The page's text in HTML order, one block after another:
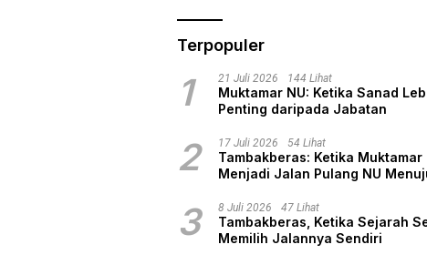
Terpopuler
1 21 Juli 2026 144 Lihat
Muktamar NU: Ketika Sanad
Penting daripada Jabatan
2 17 Juli 2026 54 Lihat
Tambakberas: Ketika Muktamar
Menjadi Jalan Pulang NU
3 8 Juli 2026 47 Lihat
Tambakberas, Ketika Sejarah
Memilih Jalannya Sendiri